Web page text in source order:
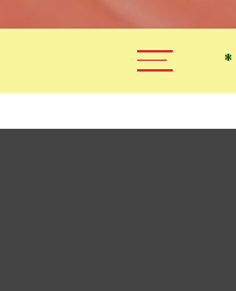
*